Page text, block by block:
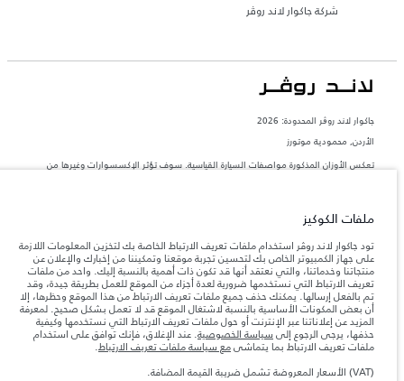
شركة جاكوار لاند روڤر
جاكوار لاند روڨر المحدودة: 2026
الأردن, محمودية موتورز
تعكس الأوزان المذكورة مواصفات السيارة القياسية. سوف تؤثر الإكسسوارات وغيرها من
المعلومات والمواصفات والأسعار والألوان المذكورة على هذا الموقع قد تختلف من بلد إلى
آخر، كما أنّها قد تتغير بدون إشعار مسبق. الرجاء التواصل مع وكيلنا المحلي للتأكد من توفّرها
والتحقق من الأسعار.
ملاحظة مهمة حول الصور والمواصفات.إن النقص العالمي في أشباه الموصلات يؤثر حاليًا
في مواصفات تصميم السيارات وتوفر الخيارات وتوقيتات التصاميم. هذا ظرف ديناميكي
للغاية، ونتيجة لذلك، قد لا تمثّل الصور المستخدَمة ضمن موقع الويب حاليًا المواصفات الحالية
بالكامل بالنسبة إلى الميزات والخيارات والحلية ومجموعات الألوان. يرجى استشارة وكيلك الذي
سيتمكّن من تأكيد أي تقييدات حالية معك للسماح لك باتخاذ قرار مدروس
الأرقام المقدمة هي نتيجة لاختبارات المصنع الرسمية وفقاً لتشريعات الاتحاد الأوروبي. قد
يتباين استهلك الوقود الفعلي للمركبة عن ذلك المتحقق في تلك الاختبارات كما أن هذه
الأرقام بغرض المقارنة فحسب.
ملفات الكوكيز
تود جاكوار لاند روڤر استخدام ملفات تعريف الارتباط الخاصة بك لتخزين المعلومات اللازمة
على جهاز الكمبيوتر الخاص بك لتحسين تجربة موقعنا وتمكيننا من إخبارك والإعلان عن
منتجاتنا وخدماتنا، والتي نعتقد أنها قد تكون ذات أهمية بالنسبة إليك. واحد من ملفات
تعريف الارتباط التي نستخدمها ضرورية لعدة أجزاء من الموقع للعمل بطريقة جيدة، وقد
تم بالفعل إرسالها. يمكنك حذف جميع ملفات تعريف الارتباط من هذا الموقع وحظرها، إلا
أن بعض المكونات الأساسية بالنسبة لاشتغال الموقع قد لا تعمل بشكل صحيح. لمعرفة
المزيد عن إعلاناتنا عبر الإنترنت أو حول ملفات تعريف الارتباط التي نستخدمها وكيفية
حذفها، يرجى الرجوع إلى سياسة الخصوصية. عند الإغلاق، فإنك توافق على استخدام
ملفات تعريف الارتباط بما يتماشىمع سياسة ملفات تعريف الارتباط.
(VAT) الأسعار المعروضة تشمل ضريبة القيمة المضافة.